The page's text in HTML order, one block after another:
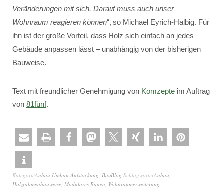
Veränderungen mit sich. Darauf muss auch unser
Wohnraum reagieren können“, so Michael Eyrich-Halbig. Für
ihn ist der große Vorteil, dass Holz sich einfach an jedes
Gebäude anpassen lässt – unabhängig von der bisherigen
Bauweise.
Text mit freundlicher Genehmigung von Komzepte im Auftrag
von 81fünf.
KategorieAnbau Umbau Aufstockung, BauBlog SchlagwörterAnbau,
Holzrahmenbauweise, Modulares Bauen, Wohnraumerweiterung